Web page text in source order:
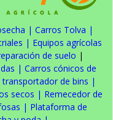
| Carros Tolva |
| Equipos agrícolas
de suelo |
| Carros cónicos de
transportador de bins |
secos | Remecedor de
| Plataforma de